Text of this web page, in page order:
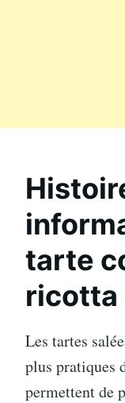
tarte
ricotta
Les tartes
plus pratiques
permettent de